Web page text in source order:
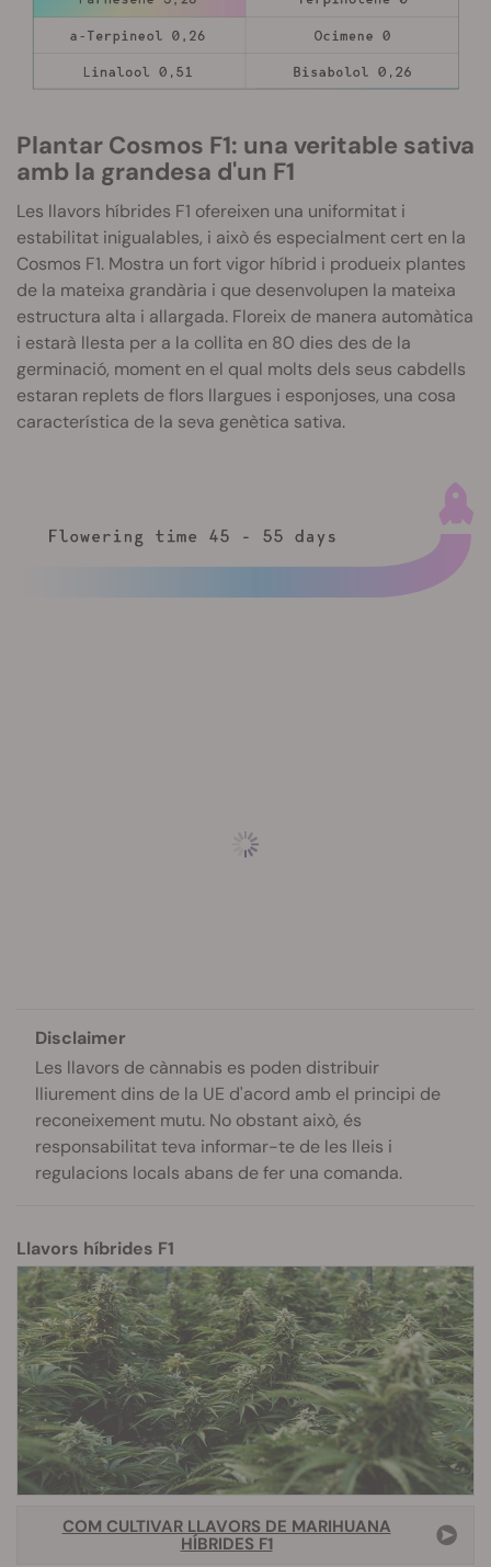
Plantar Cosmos F1: una veritable sativa
amb la grandesa d'un F1
Les llavors híbrides F1 ofereixen una uniformitat i
estabilitat inigualables, i això és especialment cert en la
Cosmos F1. Mostra un fort vigor híbrid i produeix plantes
de la mateixa grandària i que desenvolupen la mateixa
estructura alta i allargada. Floreix de manera automàtica
i estarà llesta per a la collita en 80 dies des de la
germinació, moment en el qual molts dels seus cabdells
estaran replets de flors llargues i esponjoses, una cosa
característica de la seva genètica sativa.
Disclaimer
Les llavors de cànnabis es poden distribuir
lliurement dins de la UE d'acord amb el principi de
reconeixement mutu. No obstant això, és
responsabilitat teva informar-te de les lleis i
regulacions locals abans de fer una comanda.
Llavors híbrides F1
COM CULTIVAR LLAVORS DE MARIHUANA
HÍBRIDES F1